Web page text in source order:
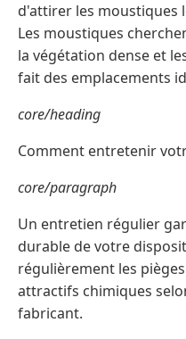
d'attirer les moustiques
Les moustiques
la végétation dense et
fait des emplacements
core/heading
Comment entretenir
core/paragraph
Un entretien régulier
durable de votre
régulièrement les
attractifs chimiques
fabricant.